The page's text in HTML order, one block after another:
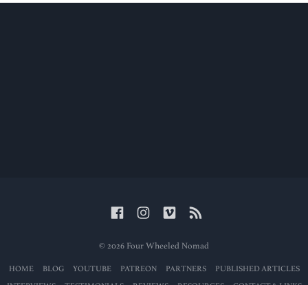
© 2026 Four Wheeled Nomad
HOME BLOG YOUTUBE PATREON PARTNERS
PUBLISHED ARTICLES